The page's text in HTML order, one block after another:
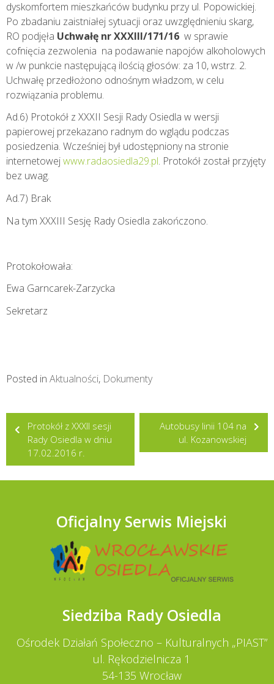
dyskomfortem mieszkańców budynku przy ul. Popowickiej.
Po zbadaniu zaistniałej sytuacji oraz uwzględnieniu skarg,
RO podjęła Uchwałę nr XXXIII/171/16 w sprawie
cofnięcia zezwolenia na podawanie napojów alkoholowych
w /w punkcie następującą ilością głosów: za 10, wstrz. 2.
Uchwałę przedłożono odnośnym władzom, w celu
rozwiązania problemu.
Ad.6) Protokół z XXXII Sesji Rady Osiedla w wersji
papierowej przekazano radnym do wglądu podczas
posiedzenia. Wcześniej był udostępniony na stronie
internetowejwww.radaosiedla29.pl. Protokół został przyjęty
bez uwag.
Ad.7) Brak
Na tym XXXIII Sesję Rady Osiedla zakończono.
Protokołowała:
Ewa Garncarek-Zarzycka
Sekretarz
Posted in Aktualności, Dokumenty
Nawigacja
wpisu
Protokół z XXXII sesji
Rady Osiedla w dniu
17.02.2016 r.
Autobusy linii 104 na
ul. Kozanowskiej
Oficjalny Serwis Miejski
Siedziba Rady Osiedla
Ośrodek Działań Społeczno – Kulturalnych „PIAST”
ul. Rękodzielnicza 1
54-135 Wrocław